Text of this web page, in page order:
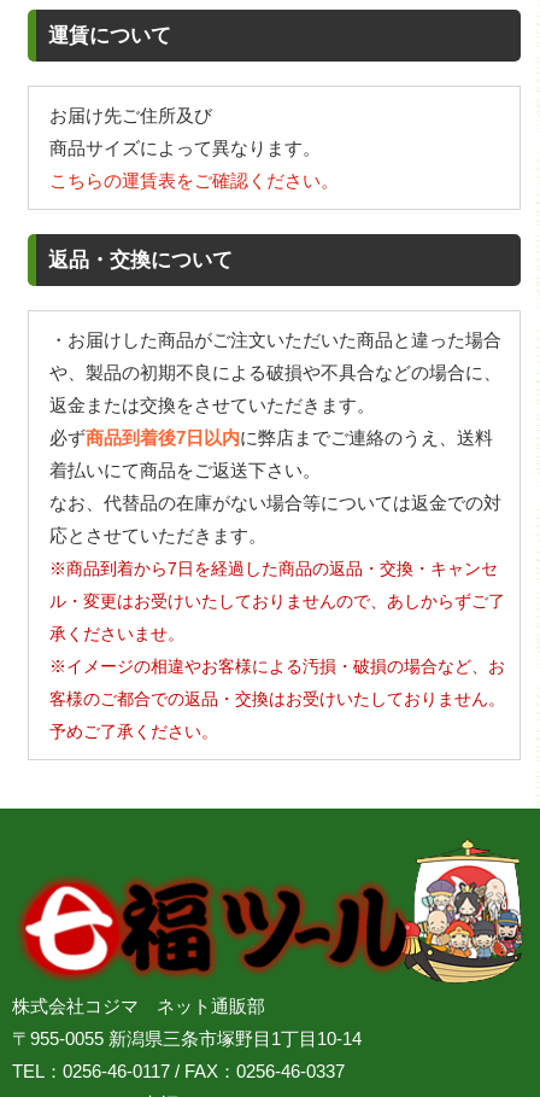
運賃について
お届け先ご住所及び
商品サイズによって異なります。
こちらの運賃表をご確認ください。
返品・交換について
・お届けした商品がご注文いただいた商品と違った場合
や、製品の初期不良による破損や不具合などの場合に、
返金または交換をさせていただきます。
必ず商品到着後7日以内に弊店までご連絡のうえ、送料
着払いにて商品をご返送下さい。
なお、代替品の在庫がない場合等については返金での対
応とさせていただきます。
※商品到着から7日を経過した商品の返品・交換・キャンセ
ル・変更はお受けいたしておりませんので、あしからずご了
承くださいませ。
※イメージの相違やお客様による汚損・破損の場合など、お
客様のご都合での返品・交換はお受けいたしておりません。
予めご了承ください。
株式会社コジマ ネット通販部
〒955-0055 新潟県三条市塚野目1丁目10-14
TEL：0256-46-0117 / FAX：0256-46-0337